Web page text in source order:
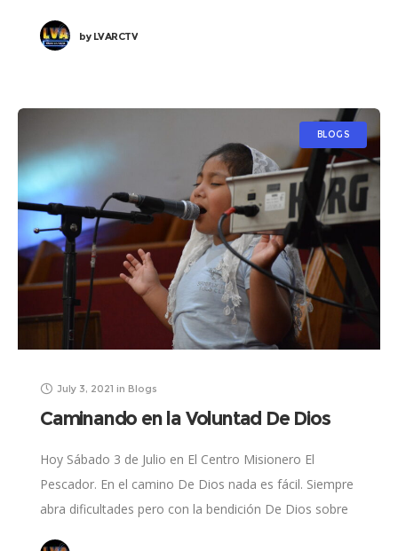
byLVARCTV
BLOGS
July 3, 2021 in Blogs
Caminando en la Voluntad De Dios
Hoy Sábado 3 de Julio en El Centro Misionero El
Pescador. En el camino De Dios nada es fácil. Siempre
abra dificultades pero con la bendición De Dios sobre